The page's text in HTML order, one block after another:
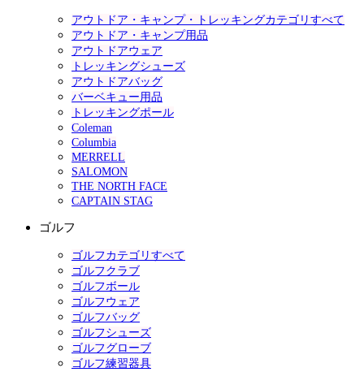
アウトドア・キャンプ・トレッキングカテゴリすべて
アウトドア・キャンプ用品
アウトドアウェア
トレッキングシューズ
アウトドアバッグ
バーベキュー用品
トレッキングポール
Coleman
Columbia
MERRELL
SALOMON
THE NORTH FACE
CAPTAIN STAG
ゴルフ
ゴルフカテゴリすべて
ゴルフクラブ
ゴルフボール
ゴルフウェア
ゴルフバッグ
ゴルフシューズ
ゴルフグローブ
ゴルフ練習器具